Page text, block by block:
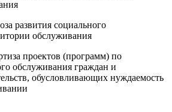
развития социального
обслуживания
проектов (программ) по
обслуживания граждан и
обусловливающих нуждаемость